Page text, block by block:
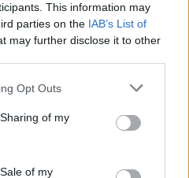
This information may
parties on the IAB’s List of
may further disclose it to other
app uses one or more Google
behaviour. You may click to
and its third-party tags to
purposes in below Google
Opt Outs
of my
of my
ΜΑΡΊΑ ΚΑΤΡΙΝΆΚΗ